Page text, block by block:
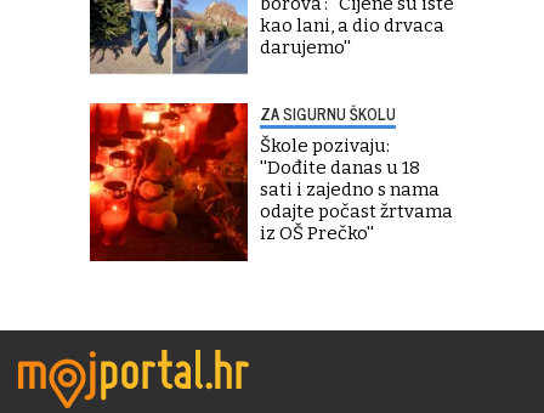
kao lani, a dio drvaca
darujemo''
ZA SIGURNU ŠKOLU
Škole pozivaju:
''Dođite danas u 18
sati i zajedno s nama
odajte počast žrtvama
iz OŠ Prečko''